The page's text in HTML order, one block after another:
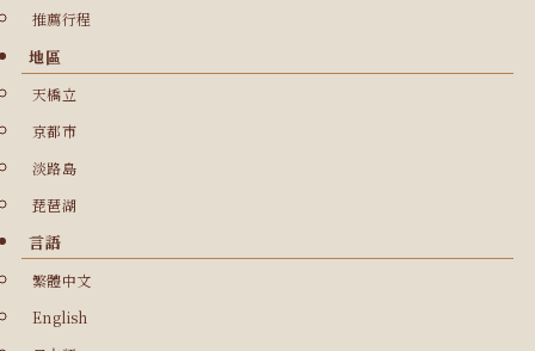
推薦行程
地區
天橋立
京都市
淡路島
琵琶湖
言語
繁體中文
English